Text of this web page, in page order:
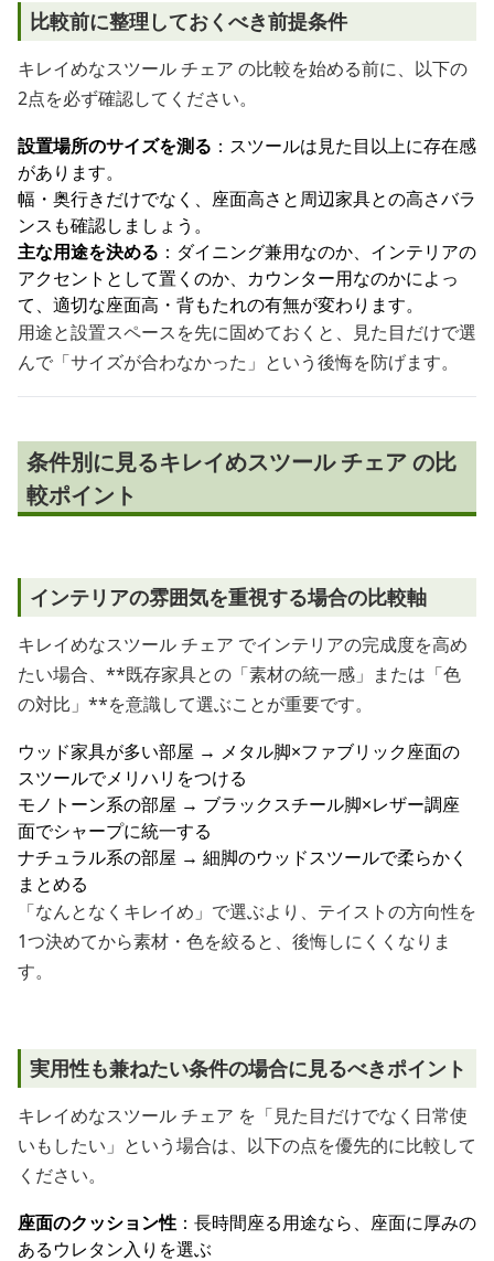
比較前に整理しておくべき前提条件
キレイめなスツール チェア の比較を始める前に、以下の
2点を必ず確認してください。
設置場所のサイズを測る ：スツールは見た目以上に存在感
があります。
幅・奥行きだけでなく、座面高さと周辺家具との高さバラ
ンスも確認しましょう。
主な用途を決める ：ダイニング兼用なのか、インテリアの
アクセントとして置くのか、カウンター用なのかによっ
て、適切な座面高・背もたれの有無が変わります。
用途と設置スペースを先に固めておくと、見た目だけで選
んで「サイズが合わなかった」という後悔を防げます。
条件別に見るキレイめスツール チェア の比
較ポイント
インテリアの雰囲気を重視する場合の比較軸
キレイめなスツール チェア でインテリアの完成度を高め
たい場合、**既存家具との「素材の統一感」または「色
の対比」**を意識して選ぶことが重要です。
ウッド家具が多い部屋 → メタル脚×ファブリック座面の
スツールでメリハリをつける
モノトーン系の部屋 → ブラックスチール脚×レザー調座
面でシャープに統一する
ナチュラル系の部屋 → 細脚のウッドスツールで柔らかく
まとめる
「なんとなくキレイめ」で選ぶより、テイストの方向性を
1つ決めてから素材・色を絞ると、後悔しにくくなりま
す。
実用性も兼ねたい条件の場合に見るべきポイント
キレイめなスツール チェア を「見た目だけでなく日常使
いもしたい」という場合は、以下の点を優先的に比較して
ください。
座面のクッション性 ：長時間座る用途なら、座面に厚みの
あるウレタン入りを選ぶ